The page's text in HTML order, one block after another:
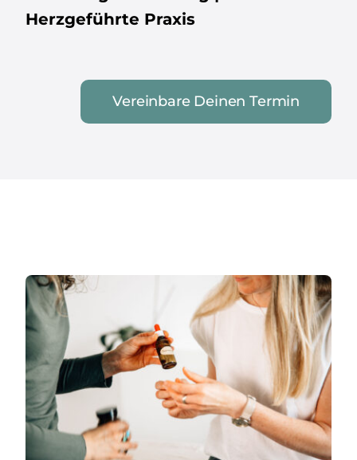
Herzgeführte Praxis
Vereinbare Deinen Termin